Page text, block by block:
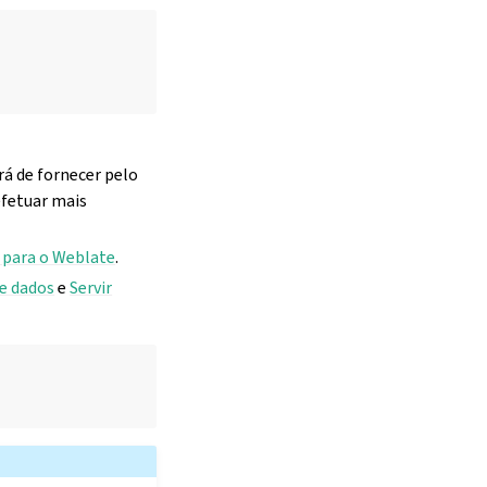
de fornecer pelo
mais
o Weblate.
dadoseServir